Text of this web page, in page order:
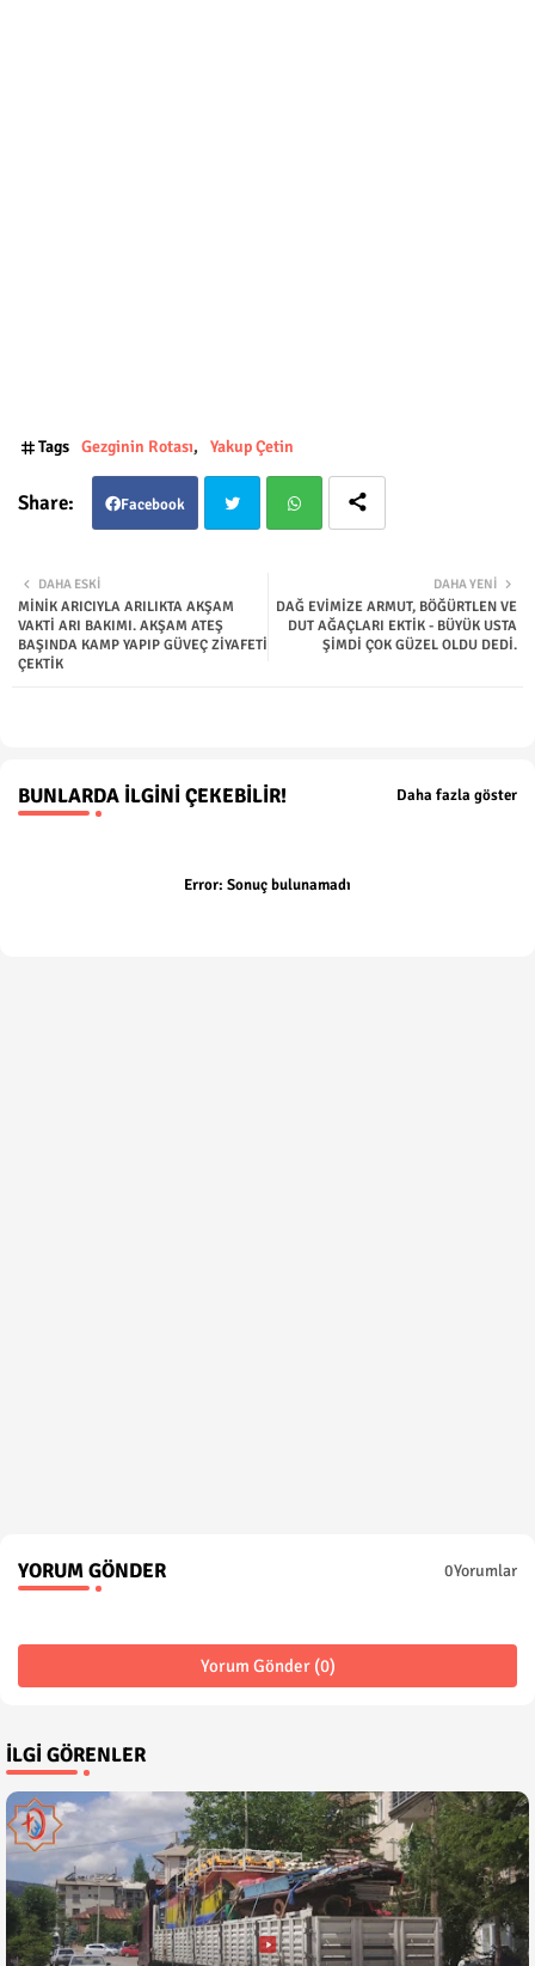
Tags Gezginin Rotası Yakup Çetin
Facebook
ter tsap
DAHA YENI
DAĞ EVİMİZE ARMUT, BÖĞÜRTLEN VE
DUT AĞAÇLARI EKTİK - BÜYÜK USTA
ŞİMDİ ÇOK GÜZEL OLDU DEDİ.
DAHA ESKI
MİNİK ARICIYLA ARILIKTA AKŞAM
VAKTİ ARI BAKIMI. AKŞAM ATEŞ
BAŞINDA KAMP YAPIP GÜVEÇ ZİYAFETİ
ÇEKTİK
BUNLARDA İLGINI ÇEKEBILIR! Daha fazla göster
Error: Sonuç bulunamadı
YORUM GÖNDER 0Yorumlar
Yorum Gönder (0)
İLGI GÖRENLER